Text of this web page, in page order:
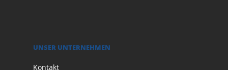
UNSER UNTERNEHMEN
Kontakt